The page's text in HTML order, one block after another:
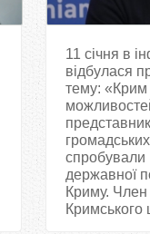
11 січня в
відбулася
тему: «Крим
спробували
державної
Криму. Член
Кримського